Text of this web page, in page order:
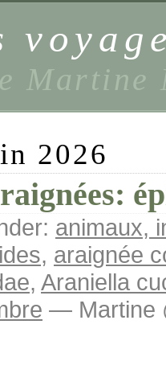
Martine
2026
animaux,
, araignée
, Araniella
— Martine